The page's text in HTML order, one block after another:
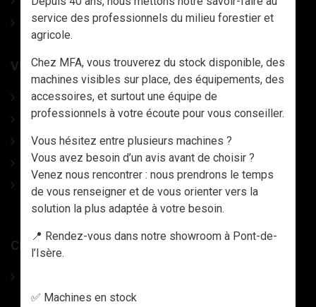
CATALOGUE
VÊTEMENTS, CHAUSSURES ET EPI
CHAUSSURES
VETEMENTS TRAVAIL & EPI
CASQUES DE PROTECTION
GANTS & MANCHETTES
DESTOCKAGE - LIQUIDATION VETEMENTS, PANTALONS,
VESTES, TEE-SHIRTS, ETC..
CHAINES PNEUS
service des professionnels du milieu forestier et
agricole.
Chez MFA, vous trouverez du stock disponible, des
machines visibles sur place, des équipements, des
accessoires, et surtout une équipe de
professionnels à votre écoute pour vous conseiller.
Vous hésitez entre plusieurs machines ?
Vous avez besoin d’un avis avant de choisir ?
Venez nous rencontrer : nous prendrons le temps
de vous renseigner et de vous orienter vers la
solution la plus adaptée à votre besoin.
📍 Rendez-vous dans notre showroom à Pont-de-
l’Isère.
✅ Machines en stock